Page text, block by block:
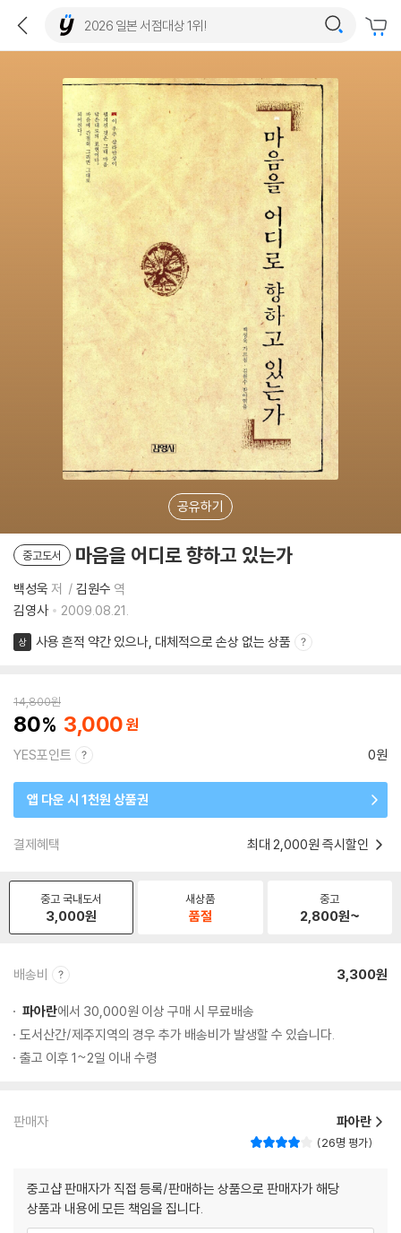
공유하기
중고도서 마음을 어디로 향하고 있는가
백성욱 저 김원수 역
김영사
2009.08.21.
상 사용 흔적 약간 있으나, 대체적으로 손상 없는 상품
14,800원
80 3,000
YES포인트 0원
앱 다운 시 1천원 상품권
결제혜택 최대 2,000원 즉시할인
중고 국내도서
3,000원
새상품
품절
중고
2,800원~
배송비 3,300원
파아란에서 30,000원 이상 구매 시 무료배송
도서산간/제주지역의 경우 추가 배송비가 발생할 수 있습니다.
출고 이후 1~2일 이내 수령
판매자 파아란
26명 평가
중고샵 판매자가 직접 등록/판매하는 상품으로 판매자가 해당
상품과 내용에 모든 책임을 집니다.